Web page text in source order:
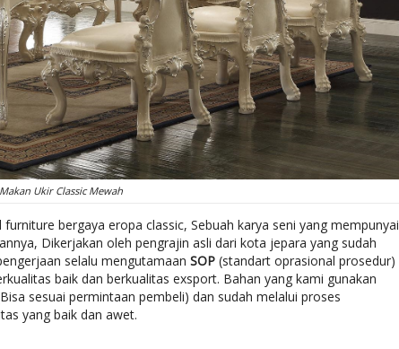
Ukir Classic Mewah
bergaya eropa classic, Sebuah karya seni yang mempunyai
Dikerjakan oleh pengrajin asli dari kota jepara yang sudah
selalu mengutamaan SOP (standart oprasional prosedur)
baik dan berkualitas exsport. Bahan yang kami gunakan
sesuai permintaan pembeli) dan sudah melalui proses
yang baik dan awet.